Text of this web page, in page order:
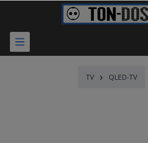
TV QLED-TV